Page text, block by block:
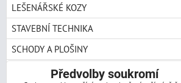
LEŠENÁŘSKÉ KOZY
STAVEBNÍ TECHNIKA
SCHODY A PLOŠINY
Předvolby soukromí